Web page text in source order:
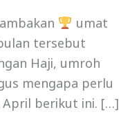
umat
tersebut
Haji, umroh
mengapa perlu
berikut ini. […]